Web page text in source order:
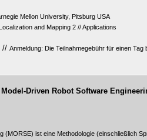
Mellon University, Pitsburg USA
and Mapping 2 // Applications
// Anmeldung: Die Teilnahmegebühr für einen
Driven Robot Software
(MORSE) ist eine Methodologie (einschließlich